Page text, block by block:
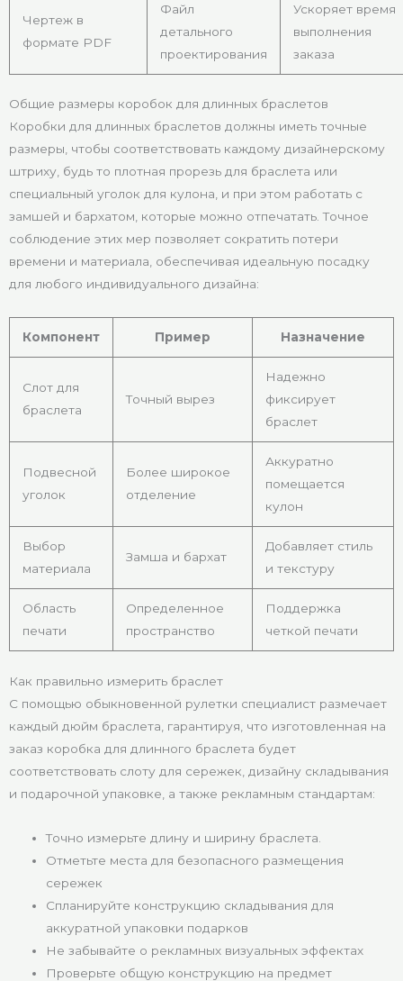
Чертеж в
формате PDF
Файл
детального
проектирования
Ускоряет время
выполнения
заказа
Общие размеры коробок для длинных браслетов
Коробки для длинных браслетов должны иметь точные
размеры, чтобы соответствовать каждому дизайнерскому
штриху, будь то плотная прорезь для браслета или
специальный уголок для кулона, и при этом работать с
замшей и бархатом, которые можно отпечатать. Точное
соблюдение этих мер позволяет сократить потери
времени и материала, обеспечивая идеальную посадку
для любого индивидуального дизайна:
Компонент Пример Назначение
Слот для
браслета
Точный вырез
Надежно
фиксирует
браслет
Подвесной
уголок
Более широкое
отделение
Аккуратно
помещается
кулон
Выбор
материала
Замша и бархат
Добавляет стиль
и текстуру
Область
печати
Определенное
пространство
Поддержка
четкой печати
Как правильно измерить браслет
С помощью обыкновенной рулетки специалист размечает
каждый дюйм браслета, гарантируя, что изготовленная на
заказ коробка для длинного браслета будет
соответствовать слоту для сережек, дизайну складывания
и подарочной упаковке, а также рекламным стандартам:
Точно измерьте длину и ширину браслета.
Отметьте места для безопасного размещения
сережек
Спланируйте конструкцию складывания для
аккуратной упаковки подарков
Не забывайте о рекламных визуальных эффектах
Проверьте общую конструкцию на предмет